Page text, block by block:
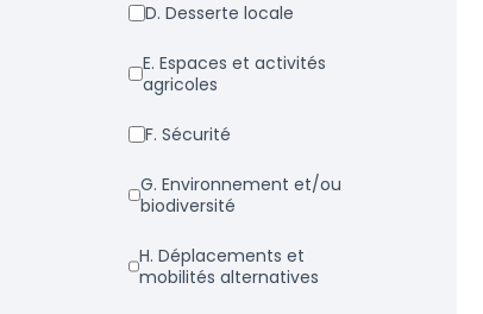
d. Desserte locale
e. Espaces et activités
agricoles
f. Sécurité
g. Environnement et/ou
biodiversité
h. Déplacements et
mobilités alternatives